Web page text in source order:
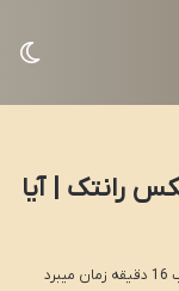
رانتک | آیا